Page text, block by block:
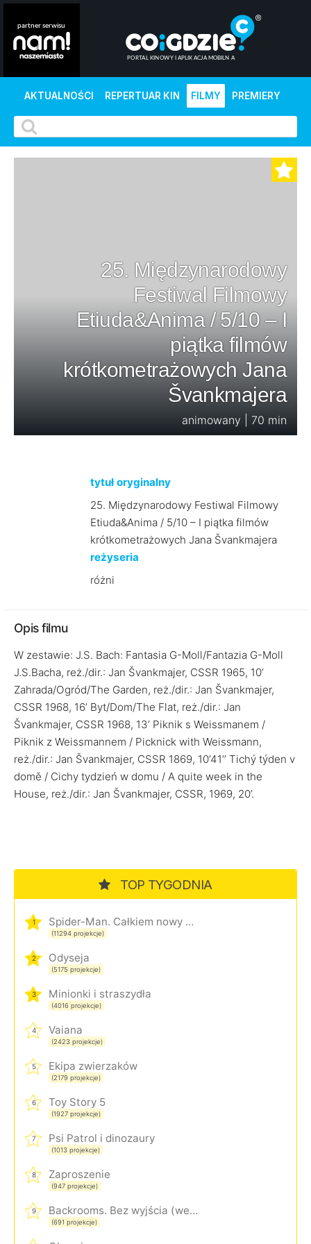
AKTUALNOŚCI REPERTUAR KIN FILMY PREMIERY
25. Międzynarodowy
Festiwal Filmowy
Etiuda&Anima / 5/10 – I
piątka filmów
krótkometrażowych Jana
Švankmajera
animowany | 70 min
tytuł oryginalny
25. Międzynarodowy Festiwal Filmowy
Etiuda&Anima / 5/10 – I piątka filmów
krótkometrażowych Jana Švankmajera
reżyseria
różni
Opis filmu
W zestawie: J.S. Bach: Fantasia G-Moll/Fantazia G-Moll
J.S.Bacha, reż./dir.: Jan Švankmajer, CSSR 1965, 10’
Zahrada/Ogród/The Garden, reż./dir.: Jan Švankmajer,
CSSR 1968, 16’ Byt/Dom/The Flat, reż./dir.: Jan
Švankmajer, CSSR 1968, 13’ Piknik s Weissmanem /
Piknik z Weissmannem / Picknick with Weissmann,
reż./dir.: Jan Švankmajer, CSSR 1869, 10’41’’ Tichý týden v
domě / Cichy tydzień w domu / A quite week in the
House, reż./dir.: Jan Švankmajer, CSSR, 1969, 20’.
TOP TYGODNIA
1 Spider-Man. Całkiem nowy dzień
(11294 projekcje)
2 Odyseja
(5175 projekcje)
3 Minionki i straszydła
(4016 projekcje)
4 Vaiana
(2423 projekcje)
5 Ekipa zwierzaków
(2179 projekcje)
6 Toy Story 5
(1927 projekcje)
7 Psi Patrol i dinozaury
(1013 projekcje)
8 Zaproszenie
(947 projekcje)
9 Backrooms. Bez wyjścia (wersja rozszerzona)
(691 projekcje)